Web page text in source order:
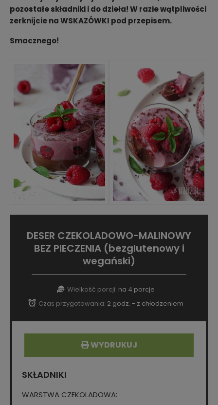
pozostałe składniki i do dzieła!W razie wątpliwości
zerknijcie na WSKAZÓWKI pod przepisem.
Smacznego!
DESER CZEKOLADOWO-MALINOWY
BEZ PIECZENIA (bezglutenowy i
wegański)
Wielkość porcji: na 4 porcje
Czas przygotowania: 2 godz. - z chłodzeniem
WYDRUKUJ
SKŁADNIKI
WARSTWA CZEKOLADOWA: